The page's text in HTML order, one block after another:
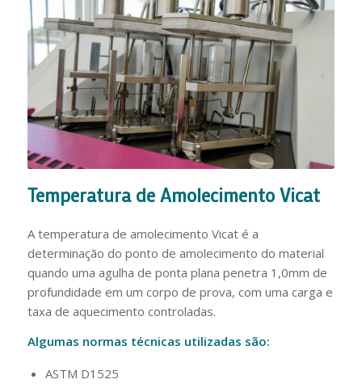
Temperatura de Amolecimento Vicat
A temperatura de amolecimento Vicat é a
determinação do ponto de amolecimento do material
quando uma agulha de ponta plana penetra 1,0mm de
profundidade em um corpo de prova, com uma carga e
taxa de aquecimento controladas.
Algumas normas técnicas utilizadas são:
ASTM D1525